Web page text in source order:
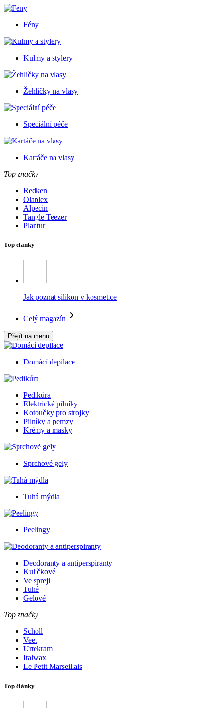
Fény
Kulmy a stylery
Žehličky na vlasy
Speciální péče
Kartáče na vlasy
Top značky
Redken
Olaplex
Alpecin
Tangle Teezer
Plantur
Top články
Jak poznat silikon v kosmetice
Celý magazín
Přejít na menu
Domácí depilace
Pedikúra
Elektrické pilníky
Kotoučky pro strojky
Pilníky a pemzy
Krémy a masky
Sprchové gely
Tuhá mýdla
Peelingy
Deodoranty a antiperspiranty
Kuličkové
Ve spreji
Tuhé
Gelové
Top značky
Scholl
Veet
Urtekram
Italwax
Le Petit Marseillais
Top články